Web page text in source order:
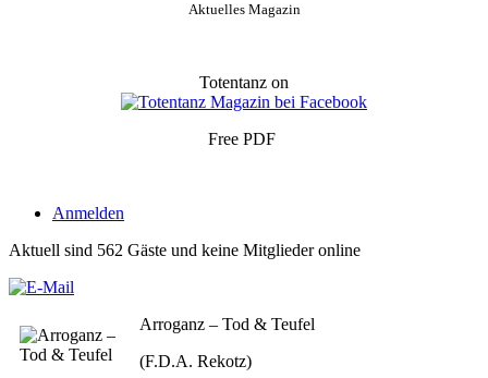
Aktuelles Magazin
Totentanz on
Free PDF
Anmelden
Aktuell sind 562 Gäste und keine Mitglieder online
Arroganz – Tod & Teufel
(F.D.A. Rekotz)